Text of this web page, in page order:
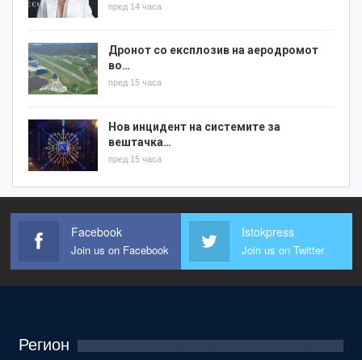
пред 14 часа
Дронот со експлозив на аеродромот
во…
пред 15 часа
Нов инцидент на системите за
вештачка…
пред 15 часа
Facebook
Join us on Facebook
Istokpress
Join us on Twitter
Регион